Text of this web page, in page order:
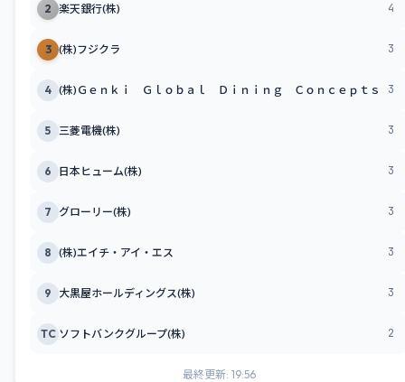
2 楽天銀行(株) 4
3 (株)フジクラ 3
4 (株)Ｇｅｎｋｉ Ｇｌｏｂａｌ Ｄｉｎｉｎｇ Ｃｏｎｃｅｐｔｓ 3
5 三菱電機(株) 3
6 日本ヒューム(株) 3
7 グローリー(株) 3
8 (株)エイチ・アイ・エス 3
9 大黒屋ホールディングス(株) 3
TC ソフトバンクグループ(株) 2
最終更新: 19:56